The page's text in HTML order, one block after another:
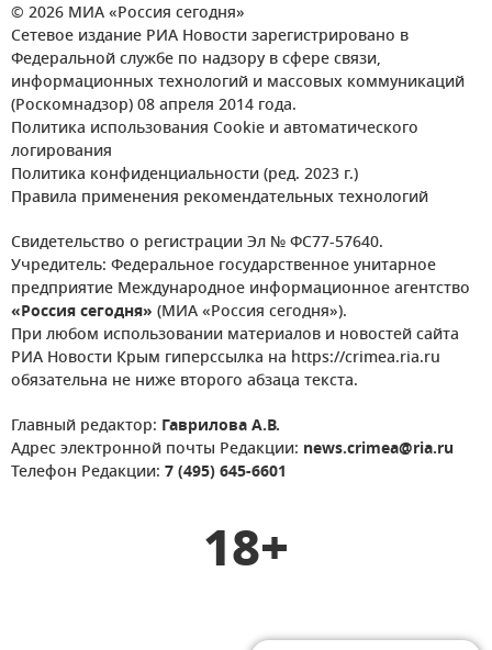
© 2026 МИА «Россия сегодня»
Сетевое издание РИА Новости зарегистрировано в
Федеральной службе по надзору в сфере связи,
информационных технологий и массовых коммуникаций
(Роскомнадзор) 08 апреля 2014 года.
Политика использования Cookie и автоматического
логирования
Политика конфиденциальности (ред. 2023 г.)
Правила применения рекомендательных технологий
Свидетельство о регистрации Эл № ФС77-57640.
Учредитель: Федеральное государственное унитарное
предприятие Международное информационное агентство
«Россия сегодня» (МИА «Россия сегодня»).
При любом использовании материалов и новостей сайта
РИА Новости Крым гиперссылка на https://crimea.ria.ru
обязательна не ниже второго абзаца текста.
Главный редактор: Гаврилова А.В.
Адрес электронной почты Редакции: news.crimea@ria.ru
Телефон Редакции: 7 (495) 645-6601
18+